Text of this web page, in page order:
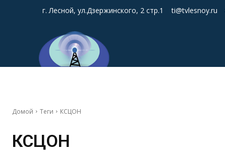
г. Лесной, ул.Дзержинского, 2 стр.1 ti@tvlesnoy.ru
Домой Теги КСЦОН
КСЦОН